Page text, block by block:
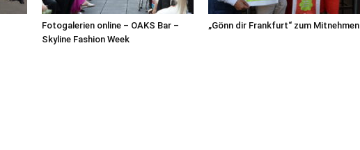
Fotogalerien online – OAKS Bar –
Skyline Fashion Week
„Gönn dir Frankfurt“ zum Mitnehmen